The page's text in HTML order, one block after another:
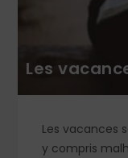
Les
Les vacances
y compris